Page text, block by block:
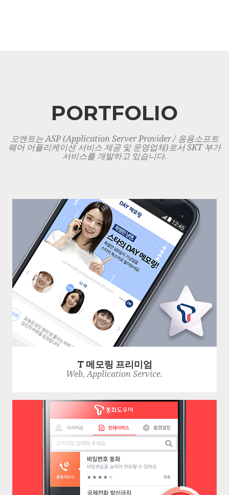
PORTFOLIO
모엔트는 ASP (Application Server Provider / 응용소프트
웨어 어플리케이션 서비스 제공 및 운영업체)로서 SKT 부가
서비스를 개발하고 있습니다.
T 메모링 프리미엄
Web, Application Service.